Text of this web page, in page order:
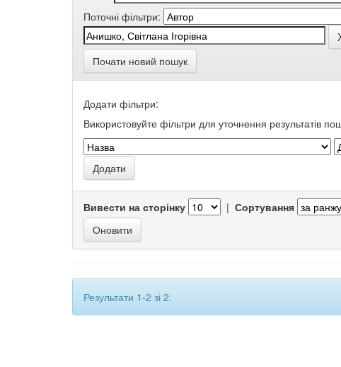
Поточні фільтри:
Почати новий пошук
Додати фільтри:
Використовуйте фільтри для уточнення результатів
Вивести на сторінку | Сортування
Результати 1-2 зі 2.